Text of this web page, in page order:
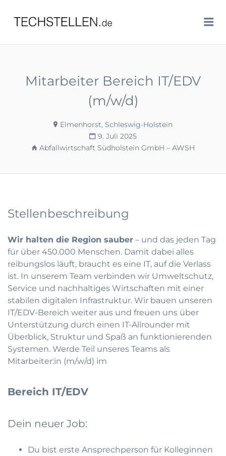
TECHSTELLEN.DE
Mitarbeiter Bereich IT/EDV
(m/w/d)
Elmenhorst, Schleswig-Holstein
9. Juli 2025
Abfallwirtschaft Südholstein GmbH – AWSH
Stellenbeschreibung
Wir halten die Region sauber – und das jeden Tag
für über 450.000 Menschen. Damit dabei alles
reibungslos läuft, braucht es eine IT, auf die Verlass
ist. In unserem Team verbinden wir Umweltschutz,
Service und nachhaltiges Wirtschaften mit einer
stabilen digitalen Infrastruktur. Wir bauen unseren
IT/EDV-Bereich weiter aus und freuen uns über
Unterstützung durch einen IT-Allrounder mit
Überblick, Struktur und Spaß an funktionierenden
Systemen. Werde Teil unseres Teams als
Mitarbeiter:in (m/w/d) im
Bereich IT/EDV
Dein neuer Job:
Du bist erste Ansprechperson für Kolleginnen